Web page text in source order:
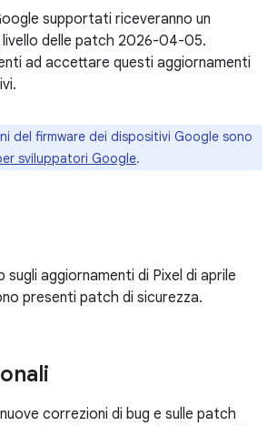
supportati riceveranno un
delle patch 2026-04-05.
ad accettare questi aggiornamenti
del firmware dei dispositivi Google sono
sviluppatori Google.
sugli aggiornamenti di Pixel di aprile
presenti patch di sicurezza.
correzioni di bug e sulle patch